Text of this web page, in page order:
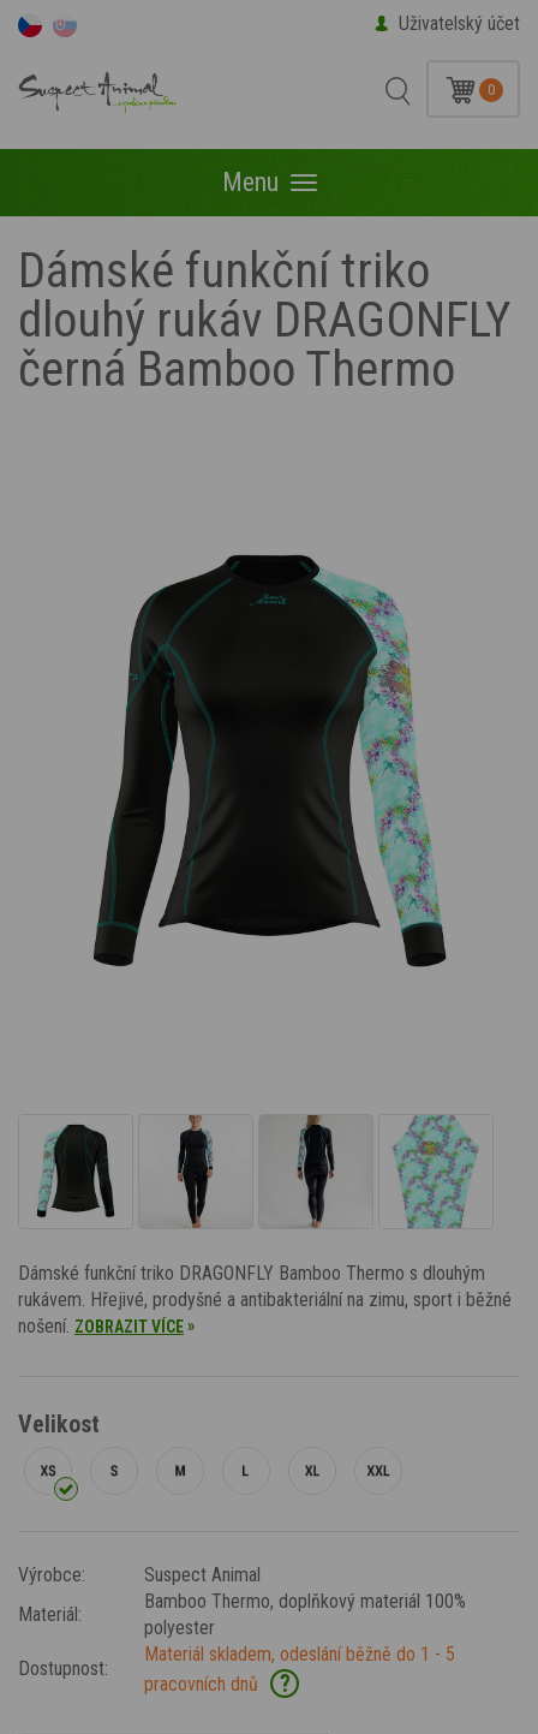
Uživatelský účet
0
Menu Menu
Dámské funkční triko
dlouhý rukáv DRAGONFLY
černá Bamboo Thermo
Dámské funkční triko DRAGONFLY Bamboo Thermo s dlouhým
rukávem. Hřejivé, prodyšné a antibakteriální na zimu, sport i běžné
nošení. ZOBRAZIT VÍCE»
Velikost
Výrobce:
Suspect Animal
Materiál:
Bamboo Thermo, doplňkový materiál 100%
polyester
Dostupnost:
Materiál skladem, odeslání běžně do 1 - 5
pracovních dnů
?